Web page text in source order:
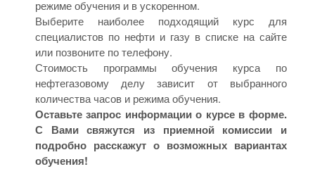
режиме обучения и в ускоренном.
Выберите наиболее подходящий курс для
специалистов по нефти и газу в списке на сайте
или позвоните по телефону.
Стоимость программы обучения курса по
нефтегазовому делу зависит от выбранного
количества часов и режима обучения.
Оставьте запрос информации о курсе в форме.
С Вами свяжутся из приемной комиссии и
подробно расскажут о возможных вариантах
обучения!